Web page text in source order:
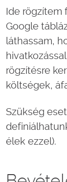
Ide rögzítem
Google
láthassam,
rögzítésre
költségek,
Szükség
élek ezzel).